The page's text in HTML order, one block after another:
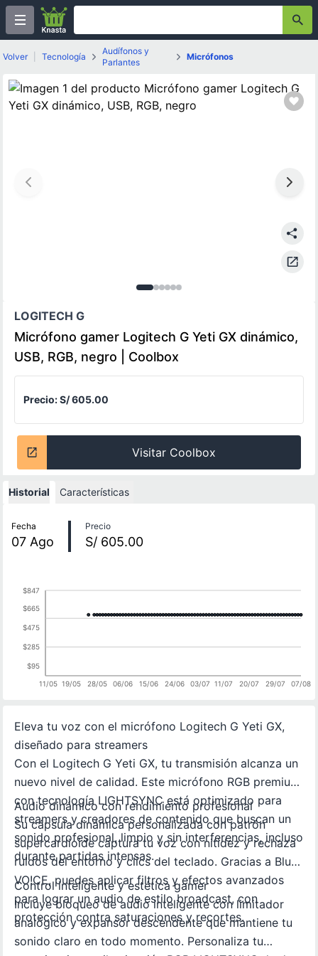
Volver Tecnología
Audífonos y
Parlantes
Micrófonos
Imagen1
Imagen
Imagen
Imagen
Imagen
Imagen
LOGITECH G
Micrófono gamer Logitech G Yeti GX dinámico,
USB, RGB, negro | Coolbox
Precio:S/ 605.00
Visitar Coolbox
Historial Características
Fecha
07 Ago
Precio
S/ 605.00
11/05 19/05 28/05 06/06 15/06 24/06 03/07 11/07 20/07 29/07 07/08
$95
$285
$475
$665
$847
Eleva tu voz con el micrófono Logitech G Yeti GX,
diseñado para streamers
Con el Logitech G Yeti GX, tu transmisión alcanza un
nuevo nivel de calidad. Este micrófono RGB premium
con tecnología LIGHTSYNC está optimizado para
streamers y creadores de contenido que buscan un
sonido profesional, limpio y sin interferencias, incluso
durante partidas intensas.
Audio dinámico con rendimiento profesional
Su cápsula dinámica personalizada con patrón
supercardioide captura tu voz con nitidez y rechaza
ruidos del entorno y clics del teclado. Gracias a Blue
VO!CE, puedes aplicar filtros y efectos avanzados
para lograr un audio de estilo broadcast, con
protección contra saturaciones y recortes.
Control inteligente y estética gamer
Incluye bloqueo de audio inteligente con limitador
analógico y expansor descendente que mantiene tu
sonido claro en todo momento. Personaliza tu